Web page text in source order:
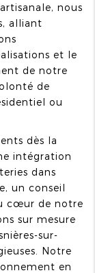
nous
alliant
et le
de notre
de
ou
dès la
intégration
dans
un conseil
cœur de notre
sur mesure
sur-
Notre
en